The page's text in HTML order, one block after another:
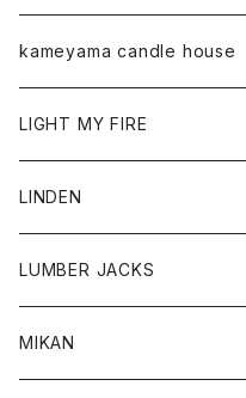
kameyama candle house
LIGHT MY FIRE
LINDEN
LUMBER JACKS
MIKAN